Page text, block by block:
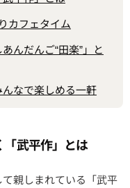
カフェタイム
んだんご“田楽”」と
なで楽しめる一軒
武平作」とは
親しまれている「武平